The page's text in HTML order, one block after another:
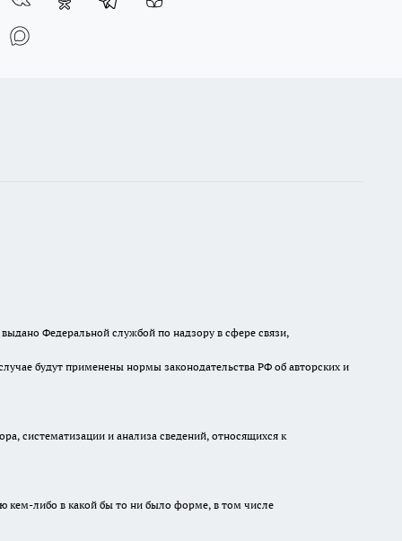
Федеральной службой по надзору в сфере связи,
будут применены нормы законодательства РФ об авторских и
систематизации и анализа сведений, относящихся к
кем-либо в какой бы то ни было форме, в том числе